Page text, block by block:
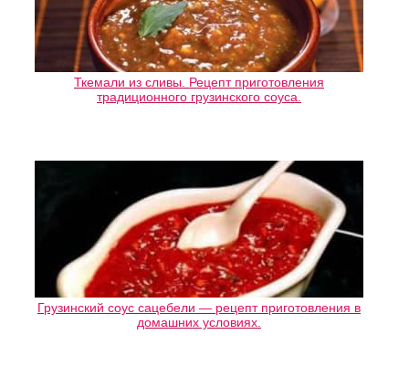
Ткемали из сливы. Рецепт приготовления
традиционного грузинского соуса.
Грузинский соус сацебели — рецепт приготовления в
домашних условиях.